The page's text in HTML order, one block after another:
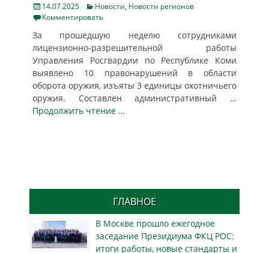
Posted
on
14.07.2025 Categories
Новости, Новости регионов
Комментировать
За прошедшую неделю сотрудниками
лицензионно-разрешительной работы
Управления Росгвардии по Республике Коми
выявлено 10 правонарушений в области
оборота оружия, изъяты 3 единицы охотничьего
оружия. Составлен административный …
Продолжить чтение …
ГЛАВНОЕ
В Москве прошло ежегодное
заседание Президиума ФКЦ РОС:
итоги работы, новые стандарты и